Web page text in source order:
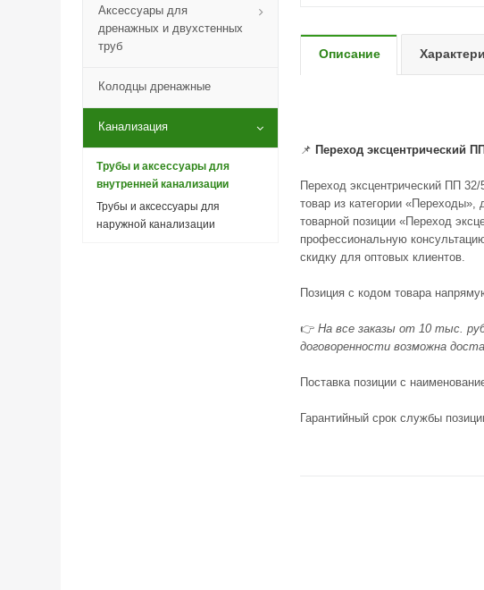
Аксессуары для
дренажных и двухстенных
труб
Колодцы дренажные
Канализация
Трубы и аксессуары для
внутренней канализации
Трубы и аксессуары для
наружной канализации
Описание
📌 Переход эксцентрический
Переход эксцентрический ПП
товар из категории «Переходы»,
товарной позиции «Переход
профессиональную
скидку для оптовых клиентов.
Позиция с кодом товара
👉 На все заказы от 10 тыс.
договоренности возможна
Поставка позиции с
Гарантийный срок службы